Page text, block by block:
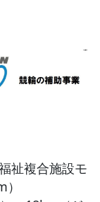
祉複合施設モ